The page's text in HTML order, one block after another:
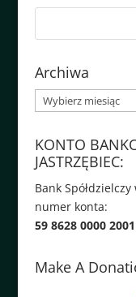
Archiwa
Archiwa
KONTO
JASTRZĘBIEC:
Bank
numer konta:
59 8628 0000
Make A